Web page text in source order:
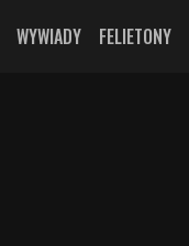
WYWIADY FELIETONY